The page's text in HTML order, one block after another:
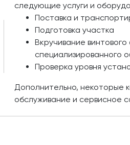
следующие услуги и
Поставка и
Подготовка участка
Вкручивание
специализированного
Проверка уровня
Дополнительно, некоторые
обслуживание и сервисное